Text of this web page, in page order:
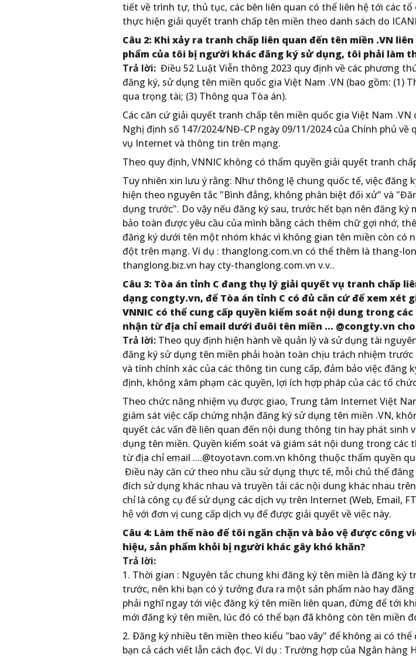
tiết về trình tự, thủ tục, các bên liên quan có thể liên hệ tới các tổ
thực hiện giải quyết tranh chấp tên miền theo danh sách do
Câu 2: Khi xảy ra tranh chấp liên quan đến tên miền .VN
phẩm của tôi bị người khác đăng ký sử dụng, tôi phải làm
Trả lời: Điều 52 Luật Viễn thông 2023 quy định về các phương
đăng ký, sử dụng tên miền quốc gia Việt Nam .VN (bao gồm: (1)
qua trọng tài; (3) Thông qua Tòa án).
Các căn cứ giải quyết tranh chấp tên miền quốc gia Việt Nam
Nghị định số 147/2024/NĐ-CP ngày 09/11/2024 của Chính phủ về
vụ Internet và thông tin trên mạng.
Theo quy định, VNNIC không có thẩm quyền giải quyết tranh
Tuy nhiên xin lưu ý rằng: Như thông lệ chung quốc tế, việc đăng
hiện theo nguyên tắc "Bình đẳng, không phân biệt đối xử" và
dụng trước". Do vậy nếu đăng ký sau, trước hết bạn nên đăng
bảo toàn được yêu cầu của mình bằng cách thêm chữ gợi nhớ,
đăng ký dưới tên một nhóm khác vì không gian tên miền còn có
đột trên mạng. Ví dụ : thanglong.com.vn có thể thêm là thang-
thanglong.biz.vn hay cty-thanglong.com.vn v.v..
Câu 3: Tòa án tỉnh C đang thụ lý giải quyết vụ tranh chấp
dạng congty.vn, để Tòa án tỉnh C có đủ căn cứ để xem xét
VNNIC có thể cung cấp quyền kiểm soát nội dung trong
nhận từ địa chỉ email dưới đuôi tên miền ... @congty.vn
Trả lời: Theo quy định hiện hành về quản lý và sử dụng tài
đăng ký sử dụng tên miền phải hoàn toàn chịu trách nhiệm
và tính chính xác của các thông tin cung cấp, đảm bảo việc đăng
định, không xâm phạm các quyền, lợi ích hợp pháp của các tổ
Theo chức năng nhiệm vụ được giao, Trung tâm Internet Việt
giám sát việc cấp chứng nhận đăng ký sử dụng tên miền .VN,
quyết các vấn đề liên quan đến nội dung thông tin hay phát sinh
dụng tên miền. Quyền kiểm soát và giám sát nội dung trong các
từ địa chỉ email ....@toyotavn.com.vn không thuộc thẩm quyền
Điều này căn cứ theo nhu cầu sử dụng thực tế, mỗi chủ thể
đích sử dụng khác nhau và truyền tải các nội dung khác nhau
chỉ là công cụ để sử dụng các dịch vụ trên Internet (Web, Email,
hệ với đơn vị cung cấp dịch vụ để được giải quyết về việc này.
Câu 4: Làm thế nào để tôi ngăn chặn và bảo vệ được công
hiệu, sản phẩm khỏi bị người khác gây khó khăn?
Trả lời:
1. Thời gian : Nguyên tắc chung khi đăng ký tên miền là đăng ký
trước, nên khi bạn có ý tưởng đưa ra một sản phẩm nào hay
phải nghĩ ngay tới việc đăng ký tên miền liên quan, đừng để tới
mới đăng ký tên miền, lúc đó có thể bạn đã không còn tên miền
2. Ðăng ký nhiều tên miền theo kiểu "bao vây" để không ai có
bạn cả cách viết lẫn cách đọc. Ví dụ : Trường hợp của Ngân hàng